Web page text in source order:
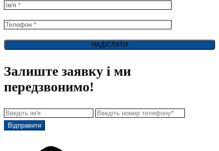
Залиште заявку і ми
передзвонимо!
Відправити